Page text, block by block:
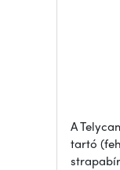
A
tartó